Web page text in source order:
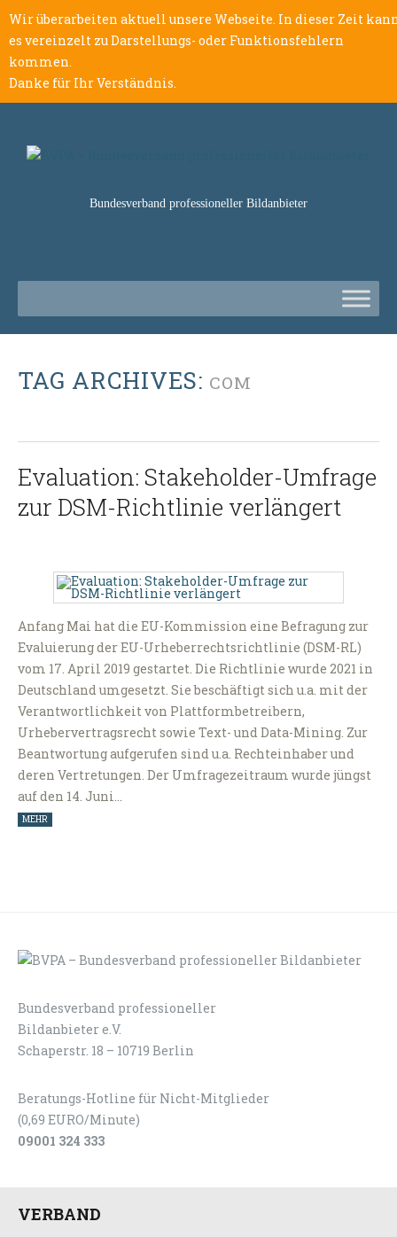
Wir überarbeiten aktuell unsere Webseite. In dieser Zeit
es vereinzelt zu Darstellungs- oder Funktionsfehlern
kommen.
Danke für Ihr Verständnis.
Bundesverband professioneller Bildanbieter
TAG ARCHIVES: COM
Evaluation: Stakeholder-Umfrage
zur DSM-Richtlinie verlängert
Anfang Mai hat die EU-Kommission eine Befragung zur
Evaluierung der EU-Urheberrechtsrichtlinie (DSM-RL)
vom 17. April 2019 gestartet. Die Richtlinie wurde 2021 in
Deutschland umgesetzt. Sie beschäftigt sich u.a. mit der
Verantwortlichkeit von Plattformbetreibern,
Urhebervertragsrecht sowie Text- und Data-Mining. Zur
Beantwortung aufgerufen sind u.a. Rechteinhaber und
deren Vertretungen. Der Umfragezeitraum wurde jüngst
auf den 14. Juni…
MEHR
Bundesverband professioneller
Bildanbieter e.V.
Schaperstr. 18 – 10719 Berlin
Beratungs-Hotline für Nicht-Mitglieder
(0,69 EURO/Minute)
09001 324 333
VERBAND